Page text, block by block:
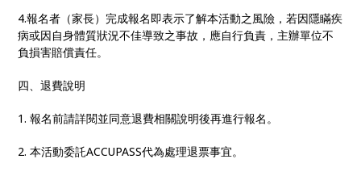
4.報名者（家長）完成報名即表示了解本活動之風險，若因隱瞞疾
病或因自身體質狀況不佳導致之事故，應自行負責，主辦單位不
負損害賠償責任。
四、退費說明
1. 報名前請詳閱並同意退費相關說明後再進行報名。
2. 本活動委託ACCUPASS代為處理退票事宜。